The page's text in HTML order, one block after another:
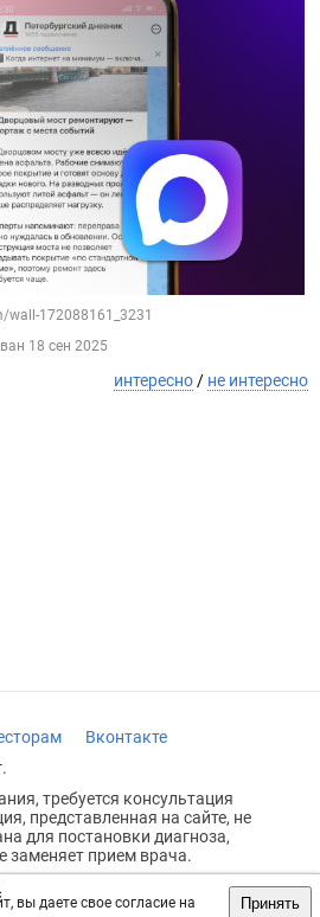
.
вы даете свое согласие на
Принять
wall-172088161_3231
18 сен 2025
интересно / не интересно
Вконтакте
требуется консультация
представленная на сайте, не
для постановки диагноза,
заменяет прием врача.
18+